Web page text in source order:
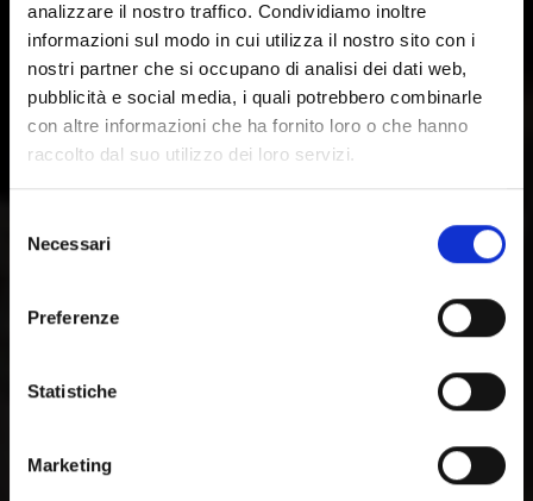
analizzare il nostro traffico. Condividiamo inoltre
informazioni sul modo in cui utilizza il nostro sito con i
nostri partner che si occupano di analisi dei dati web,
pubblicità e social media, i quali potrebbero combinarle
con altre informazioni che ha fornito loro o che hanno
raccolto dal suo utilizzo dei loro servizi.
delNecessari
Preferenze
Statistiche
Marketing